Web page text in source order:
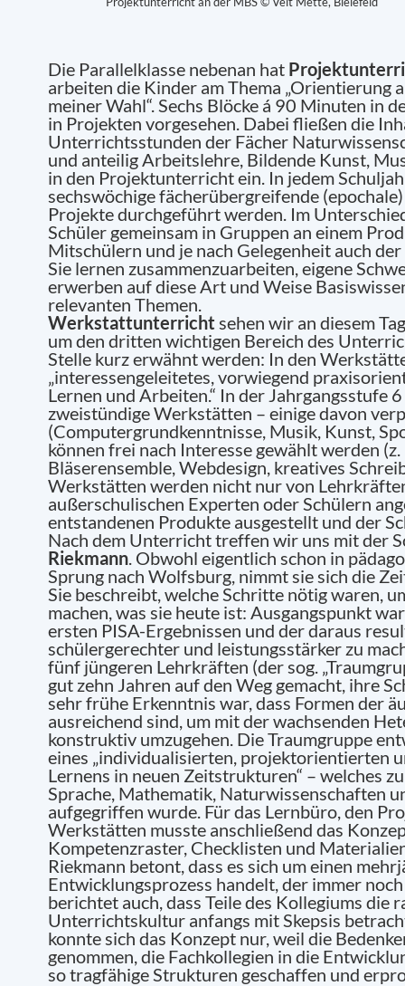
Die Parallelklasse nebenan hat
arbeiten die Kinder am Thema „Orientierung
meiner Wahl“. Sechs Blöcke á 90 Minuten in
in Projekten vorgesehen. Dabei fließen die
Unterrichtsstunden der Fächer
und anteilig Arbeitslehre, Bildende Kunst,
in den Projektunterricht ein. In jedem
sechswöchige fächerübergreifende
Projekte durchgeführt werden. Im
Schüler gemeinsam in Gruppen an einem
Mitschülern und je nach Gelegenheit auch
Sie lernen zusammenzuarbeiten, eigene
erwerben auf diese Art und Weise
relevanten Themen.
Werkstattunterricht sehen wir an diesem
um den dritten wichtigen Bereich des
Stelle kurz erwähnt werden: In den
„interessengeleitetes, vorwiegend
Lernen und Arbeiten.“ In der Jahrgangsstufe
zweistündige Werkstätten – einige davon
(Computergrundkenntnisse, Musik, Kunst,
können frei nach Interesse gewählt werden
Bläserensemble, Webdesign, kreatives
Werkstätten werden nicht nur von
außerschulischen Experten oder Schülern
entstandenen Produkte ausgestellt und der
Nach dem Unterricht treffen wir uns mit der
Riekmann. Obwohl eigentlich schon in
Sprung nach Wolfsburg, nimmt sie sich die
Sie beschreibt, welche Schritte nötig waren,
machen, was sie heute ist: Ausgangspunkt
ersten PISA-Ergebnissen und der daraus
schülergerechter und leistungsstärker zu
fünf jüngeren Lehrkräften (der sog.
gut zehn Jahren auf den Weg gemacht, ihre
sehr frühe Erkenntnis war, dass Formen der
ausreichend sind, um mit der wachsenden
konstruktiv umzugehen. Die Traumgruppe
eines „individualisierten, projektorientierten
Lernens in neuen Zeitstrukturen“ – welches
Sprache, Mathematik, Naturwissenschaften
aufgegriffen wurde. Für das Lernbüro, den
Werkstätten musste anschließend das
Kompetenzraster, Checklisten und
Riekmann betont, dass es sich um einen
Entwicklungsprozess handelt, der immer
berichtet auch, dass Teile des Kollegiums die
Unterrichtskultur anfangs mit Skepsis
konnte sich das Konzept nur, weil die
genommen, die Fachkollegien in die
so tragfähige Strukturen geschaffen und